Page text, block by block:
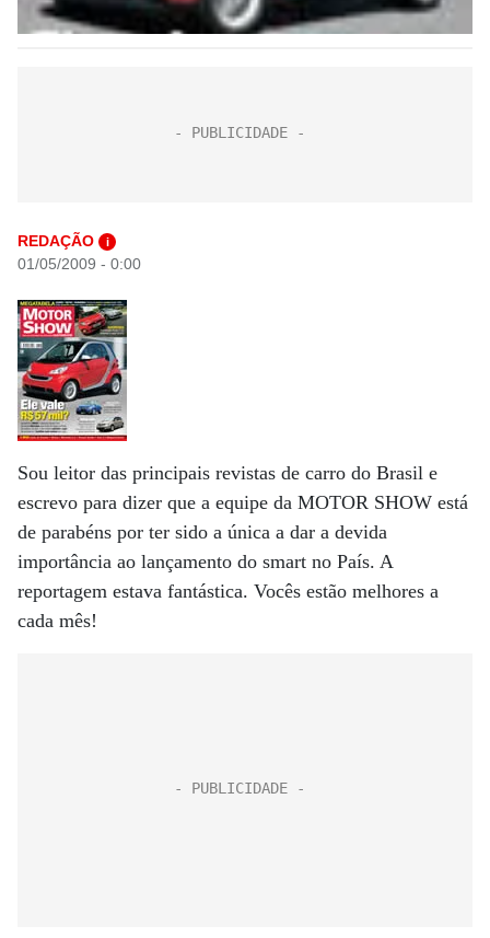
REDAÇÃO i
01/05/2009 - 0:00
Sou leitor das principais revistas de carro do Brasil e
escrevo para dizer que a equipe da MOTOR SHOW está
de parabéns por ter sido a única a dar a devida
importância ao lançamento do smart no País. A
reportagem estava fantástica. Vocês estão melhores a
cada mês!